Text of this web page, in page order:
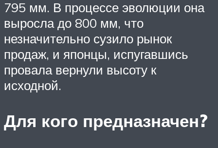
795 мм. В процессе эволюции она
выросла до 800 мм, что
незначительно сузило рынок
продаж, и японцы, испугавшись
провала вернули высоту к
исходной.
Для кого предназначен?